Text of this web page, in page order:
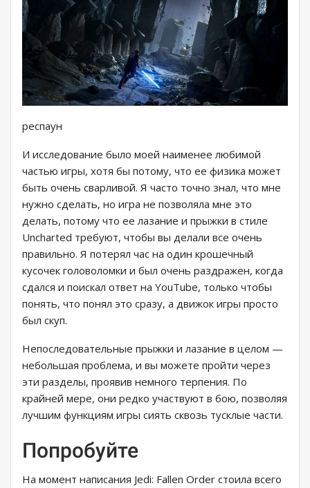
респаун
И исследование было моей наименее любимой
частью игры, хотя бы потому, что ее физика может
быть очень сварливой. Я часто точно знал, что мне
нужно сделать, но игра не позволяла мне это
делать, потому что ее лазание и прыжки в стиле
Uncharted требуют, чтобы вы делали все очень
правильно. Я потерял час на один крошечный
кусочек головоломки и был очень раздражен, когда
сдался и поискал ответ на YouTube, только чтобы
понять, что понял это сразу, а движок игры просто
был скуп.
Непоследовательные прыжки и лазание в целом —
небольшая проблема, и вы можете пройти через
эти разделы, проявив немного терпения. По
крайней мере, они редко участвуют в бою, позволяя
лучшим функциям игры сиять сквозь тусклые части.
Попробуйте
На момент написания Jedi: Fallen Order стоила всего